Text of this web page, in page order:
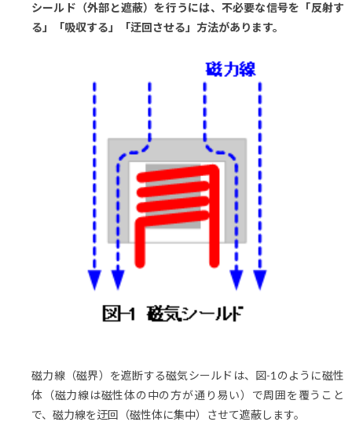
シールド（外部と遮蔽）を行うには、不必要な信号を「反射す
る」「吸収する」「迂回させる」方法があります。
磁力線（磁界）を遮断する磁気シールドは、図-1のように磁性
体（磁力線は磁性体の中の方が通り易い）で周囲を覆うこと
で、磁力線を迂回（磁性体に集中）させて遮蔽します。